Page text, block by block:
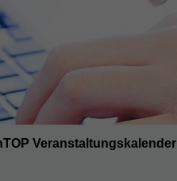
Veranstaltungskalender